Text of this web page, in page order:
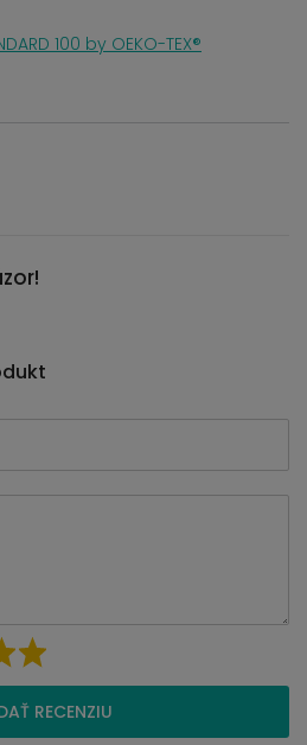
100 by OEKO-TEX®
RECENZIU